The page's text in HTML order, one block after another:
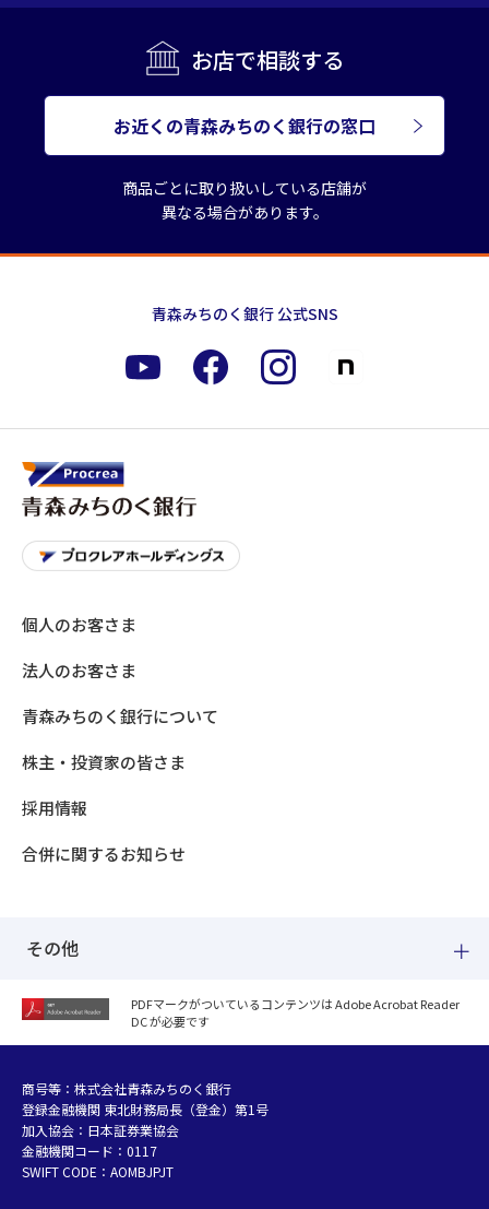
お店で相談する
お近くの青森みちのく銀行の窓口
商品ごとに取り扱いしている店舗が
異なる場合があります。
青森みちのく銀行 公式SNS
個人のお客さま
法人のお客さま
青森みちのく銀行について
株主・投資家の皆さま
採用情報
合併に関するお知らせ
その他
紛失した場合
個人データおよび法人情報に関するグループ共同利用について
マネー・ローンダリング等及び金融犯罪の防止について
販売勧誘方針
お客さまの資産形成支援に向けた業務運営方針
PDFマークがついているコンテンツは Adobe Acrobat Reader
DC が必要です
商号等：株式会社青森みちのく銀行
登録金融機関 東北財務局長（登金）第1号
加入協会：日本証券業協会
金融機関コード：0117
SWIFT CODE：AOMBJPJT